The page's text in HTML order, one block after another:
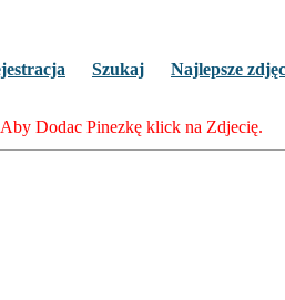
Szukaj Najlepsze
Aby Dodac Pinezkę klick na Zdjecię.